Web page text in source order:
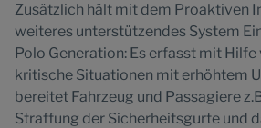
Zusätzlich hält mit dem Proaktiven
weiteres unterstützendes System
Polo Generation: Es erfasst mit Hilfe
kritische Situationen mit erhöhtem
bereitet Fahrzeug und Passagiere
Straffung der Sicherheitsgurte und